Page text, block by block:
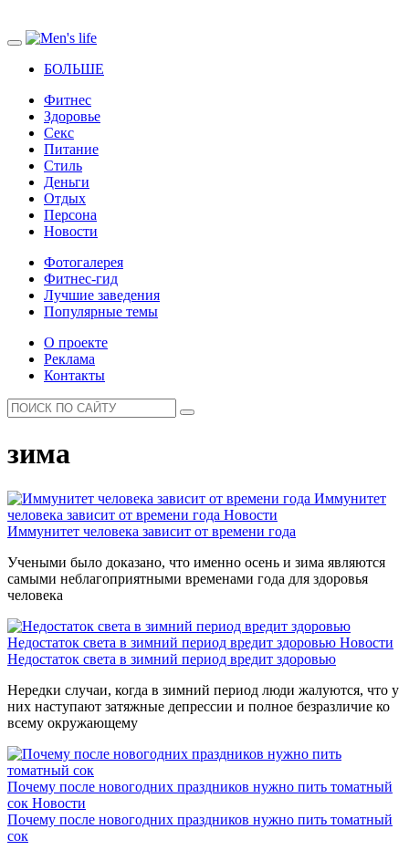
БОЛЬШЕ
Фитнес
Здоровье
Секс
Питание
Стиль
Деньги
Отдых
Персона
Новости
Фотогалерея
Фитнес-гид
Лучшие заведения
Популярные темы
О проекте
Реклама
Контакты
зима
Иммунитет
человека зависит от времени года Новости
Иммунитет человека зависит от времени года
Учеными было доказано, что именно осень и зима являются
самыми неблагоприятными временами года для здоровья
человека
Недостаток света в зимний период вредит здоровью Новости
Недостаток света в зимний период вредит здоровью
Нередки случаи, когда в зимний период люди жалуются, что у
них наступают затяжные депрессии и полное безразличие ко
всему окружающему
Почему после новогодних праздников нужно пить томатный
сок Новости
Почему после новогодних праздников нужно пить томатный
сок